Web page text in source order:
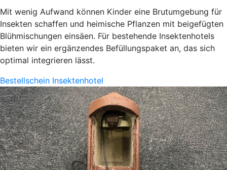
Mit wenig Aufwand können Kinder eine Brutumgebung für
Insekten schaffen und heimische Pflanzen mit beigefügten
Blühmischungen einsäen. Für bestehende Insektenhotels
bieten wir ein ergänzendes Befüllungspaket an, das sich
optimal integrieren lässt.
Bestellschein Insektenhotel